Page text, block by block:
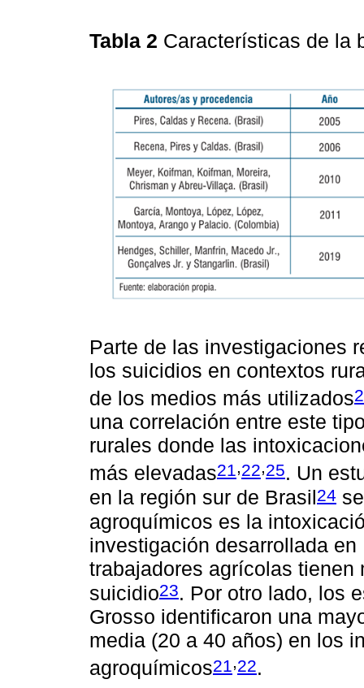
Tabla 2 Características de la
Parte de las investigaciones
los suicidios en contextos
de los medios más utilizados
una correlación entre este
rurales donde las
más elevadas21,22,25. Un
en la región sur de Brasil24
agroquímicos es la
investigación desarrollada
trabajadores agrícolas
suicidio23. Por otro lado, los
Grosso identificaron una
media (20 a 40 años) en los
agroquímicos21 ,22.